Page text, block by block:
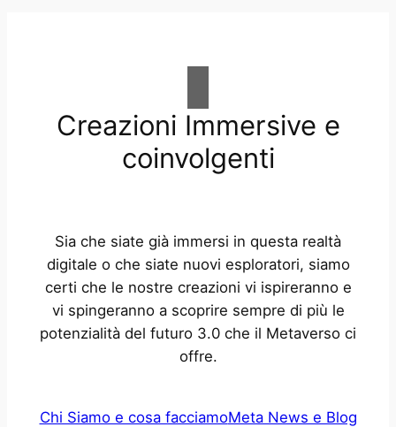
Creazioni Immersive e
coinvolgenti
Sia che siate già immersi in questa realtà
digitale o che siate nuovi esploratori, siamo
certi che le nostre creazioni vi ispireranno e
vi spingeranno a scoprire sempre di più le
potenzialità del futuro 3.0 che il Metaverso ci
offre.
Chi Siamo e cosa facciamoMeta News e Blog